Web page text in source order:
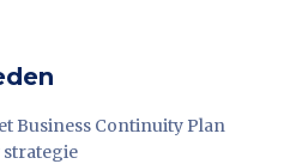
Business Continuity Plan
strategie